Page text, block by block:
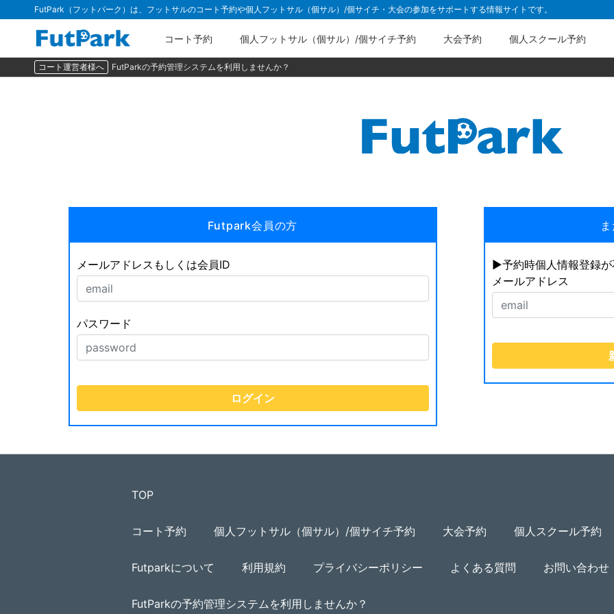
FutPark（フットパーク）は、フットサルのコート予約や個人フットサル（個サル）/個サイチ・大会の参加をサポートする情報サイトです。
コート予約 個人フットサル（個サル）/個サイチ予約 大会予約 個人スクール予約
コート運営者様へ FutParkの予約管理システムを利用しませんか？
Futpark会員の方
メールアドレスもしくは会員ID
パスワード
▶︎予約時個人情報登録
メールアドレス
TOP
コート予約 個人フットサル（個サル）/個サイチ予約 大会予約 個人スクール予約
Futparkについて 利用規約 プライバシーポリシー よくある質問 お問い合わせ
FutParkの予約管理システムを利用しませんか？